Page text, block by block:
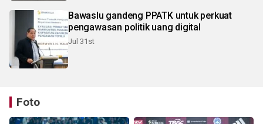
Bawaslu gandeng PPATK untuk perkuat
pengawasan politik uang digital
Jul 31st
Foto